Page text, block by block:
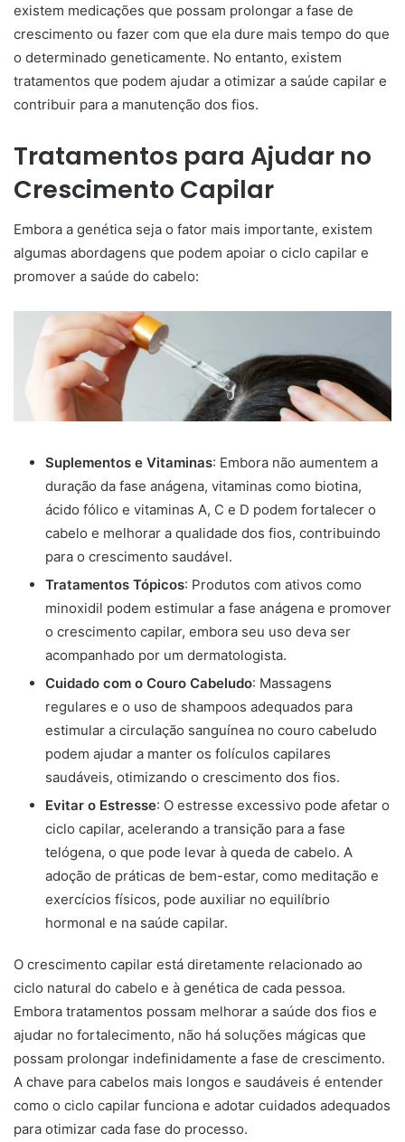
existem medicações que possam prolongar a fase de
crescimento ou fazer com que ela dure mais tempo do que
o determinado geneticamente. No entanto, existem
tratamentos que podem ajudar a otimizar a saúde capilar e
contribuir para a manutenção dos fios.
Tratamentos para Ajudar no
Crescimento Capilar
Embora a genética seja o fator mais importante, existem
algumas abordagens que podem apoiar o ciclo capilar e
promover a saúde do cabelo:
Suplementos e Vitaminas: Embora não aumentem a
duração da fase anágena, vitaminas como biotina,
ácido fólico e vitaminas A, C e D podem fortalecer o
cabelo e melhorar a qualidade dos fios, contribuindo
para o crescimento saudável.
Tratamentos Tópicos: Produtos com ativos como
minoxidil podem estimular a fase anágena e promover
o crescimento capilar, embora seu uso deva ser
acompanhado por um dermatologista.
Cuidado com o Couro Cabeludo: Massagens
regulares e o uso de shampoos adequados para
estimular a circulação sanguínea no couro cabeludo
podem ajudar a manter os folículos capilares
saudáveis, otimizando o crescimento dos fios.
Evitar o Estresse: O estresse excessivo pode afetar o
ciclo capilar, acelerando a transição para a fase
telógena, o que pode levar à queda de cabelo. A
adoção de práticas de bem-estar, como meditação e
exercícios físicos, pode auxiliar no equilíbrio
hormonal e na saúde capilar.
O crescimento capilar está diretamente relacionado ao
ciclo natural do cabelo e à genética de cada pessoa.
Embora tratamentos possam melhorar a saúde dos fios e
ajudar no fortalecimento, não há soluções mágicas que
possam prolongar indefinidamente a fase de crescimento.
A chave para cabelos mais longos e saudáveis é entender
como o ciclo capilar funciona e adotar cuidados adequados
para otimizar cada fase do processo.